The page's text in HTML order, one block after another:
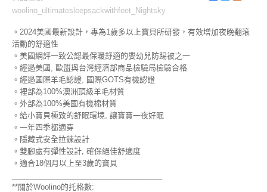
woolino_ultimatesleepsackwithfeet_Nightsky
。2024美國最新設計，專為1歲多以上寶貝所研發，有效增加夜晚翻滾
活動的舒適性
。美國網評一致公認最保暖舒適的嬰幼兒防踢被之一
。經過美國, 歐盟與台灣經濟部商品檢驗局檢驗合格
。經過國際羊毛認證, 國際GOTS有機認證
。裡部為100%澳洲頂級羊毛材質
。外部為100%美國有機棉材質
。給小寶貝極致的舒眠環境, 讓寶寶一夜好眠
。一年四季都適穿
。隱藏式安全拉鍊設計
。雙腳處有彈性設計, 確保絕佳舒適度
。適合18個月以上至3歲的寶貝
**關於Woolino的托格數: